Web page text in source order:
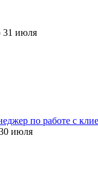
31 июля
по работе с
июля